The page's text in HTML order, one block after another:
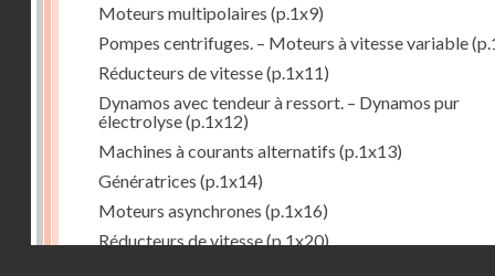
Moteurs multipolaires (p.1x9)
Pompes centrifuges. – Moteurs à vitesse variable
Réducteurs de vitesse(p.1x11)
Dynamos avec tendeur à ressort. – Dynamos pur
électrolyse(p.1x12)
Machines à courants alternatifs (p.1x13)
Génératrices (p.1x14)
Moteurs asynchrones (p.1x16)
Réducteurs de vitesse(p.1x20)